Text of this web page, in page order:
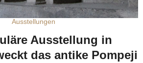
Ausstellungen
Ausstellung in
das antike Pompeji